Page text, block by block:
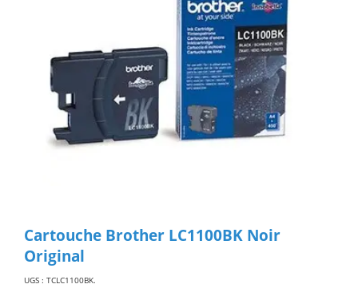
Cartouche Brother LC1100BK Noir
Original
UGS : TCLC1100BK.